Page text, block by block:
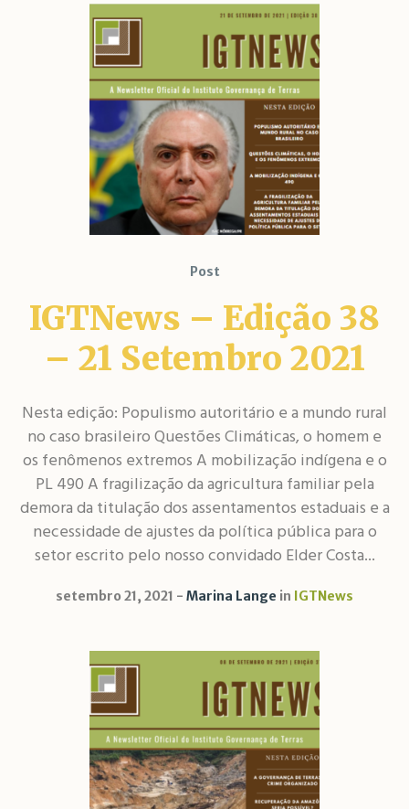
Post
IGTNews – Edição 38
– 21 Setembro 2021
Nesta edição: Populismo autoritário e a mundo rural
no caso brasileiro Questões Climáticas, o homem e
os fenômenos extremos A mobilização indígena e o
PL 490 A fragilização da agricultura familiar pela
demora da titulação dos assentamentos estaduais e a
necessidade de ajustes da política pública para o
setor escrito pelo nosso convidado Elder Costa...
setembro 21, 2021 Marina Lange in IGTNews